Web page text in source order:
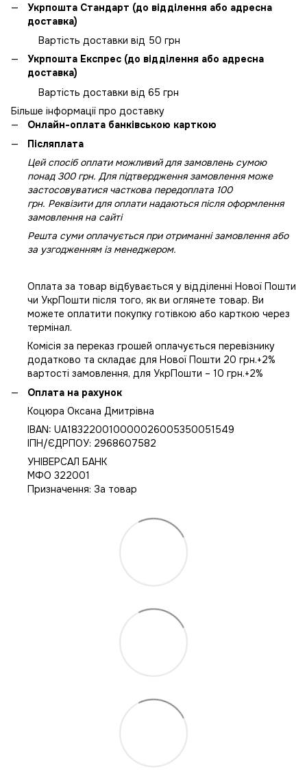
Укрпошта Стандарт (до відділення або адресна
доставка)
Вартість доставки від 50 грн
Укрпошта Експрес (до відділення або адресна
доставка)
Вартість доставки від 65 грн
Більше інформації про доставку
Онлайн-оплата банківською карткою
Післяплата
Цей спосіб оплати можливий для замовлень сумою
понад 300 грн. Для підтвердження замовлення може
застосовуватися часткова передоплата 100
грн. Реквізити для оплати надаються після оформлення
замовлення на сайті
Решта суми оплачується при отриманні замовлення або
за узгодженням із менеджером.
Оплата за товар відбувається у відділенні Нової Пошти
чи УкрПошти після того, як ви оглянете товар. Ви
можете оплатити покупку готівкою або карткою через
термінал.
Комісія за переказ грошей оплачується перевізнику
додатково та складає для Нової Пошти 20 грн.+2%
вартості замовлення, для УкрПошти – 10 грн.+2%
Оплата на рахунок
Коцюра Оксана Дмитрівна
IBAN: UA183220010000026005350051549
IПН/ЄДРПОУ: 2968607582
УНІВЕРСАЛ БАНК
МФО 322001
Призначення: За товар